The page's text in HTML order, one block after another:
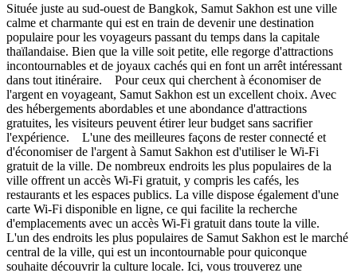
Située juste au sud-ouest de Bangkok, Samut Sakhon est une ville
calme et charmante qui est en train de devenir une destination
populaire pour les voyageurs passant du temps dans la capitale
thaïlandaise. Bien que la ville soit petite, elle regorge d'attractions
incontournables et de joyaux cachés qui en font un arrêt intéressant
dans tout itinéraire. Pour ceux qui cherchent à économiser de
l'argent en voyageant, Samut Sakhon est un excellent choix. Avec
des hébergements abordables et une abondance d'attractions
gratuites, les visiteurs peuvent étirer leur budget sans sacrifier
l'expérience. L'une des meilleures façons de rester connecté et
d'économiser de l'argent à Samut Sakhon est d'utiliser le Wi-Fi
gratuit de la ville. De nombreux endroits les plus populaires de la
ville offrent un accès Wi-Fi gratuit, y compris les cafés, les
restaurants et les espaces publics. La ville dispose également d'une
carte Wi-Fi disponible en ligne, ce qui facilite la recherche
d'emplacements avec un accès Wi-Fi gratuit dans toute la ville.
L'un des endroits les plus populaires de Samut Sakhon est le marché
central de la ville, qui est un incontournable pour quiconque
souhaite découvrir la culture locale. Ici, vous trouverez une